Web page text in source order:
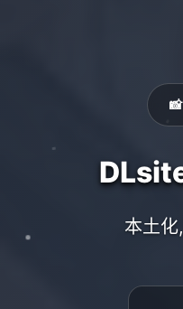
本土